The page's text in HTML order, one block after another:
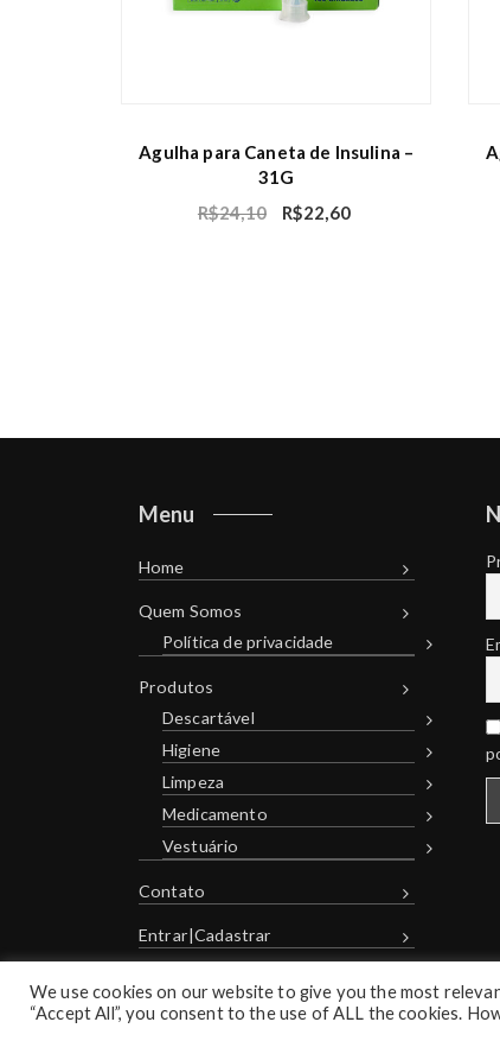
Agulha para Caneta de Insulina –
31G
R$24,10 R$22,60
Menu
Home
Quem Somos
Política de privacidade
Produtos
Descartável
Higiene
Limpeza
Medicamento
Vestuário
Contato
Entrar|Cadastrar
We use cookies on our website to give you the most
“Accept All”, you consent to the use of ALL the cookies.